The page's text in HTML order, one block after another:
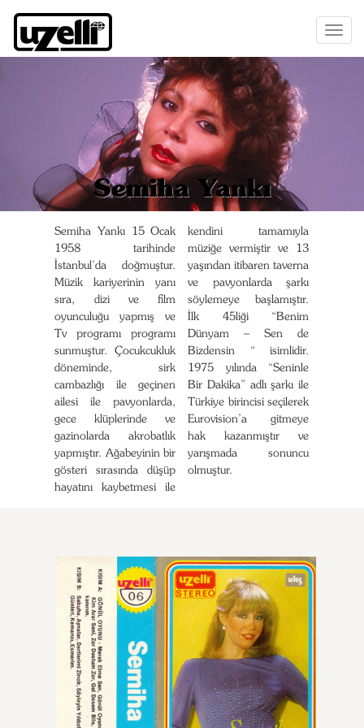
Semiha Yankı
Semiha Yankı 15 Ocak
1958 tarihinde
İstanbul’da doğmuştur.
Müzik kariyerinin yanı
sıra, dizi ve film
oyunculuğu yapmış ve
Tv programı programı
sunmuştur. Çocukcukluk
döneminde, sirk
cambazlığı ile geçinen
ailesi ile pavyonlarda,
gece klüplerinde ve
gazinolarda akrobatlık
yapmıştır. Ağabeyinin bir
gösteri sırasında düşüp
hayatını kaybetmesi ile
kendini tamamıyla
müziğe vermiştir ve 13
yaşından itibaren taverna
ve pavyonlarda şarkı
söylemeye başlamıştır.
İlk 45liği “Benim
Dünyam – Sen de
Bizdensin “ isimlidir.
1975 yılında “Seninle
Bir Dakika” adlı şarkı ile
Türkiye birincisi seçilerek
Eurovision’a gitmeye
hak kazanmıştır ve
yarışmada sonuncu
olmuştur.